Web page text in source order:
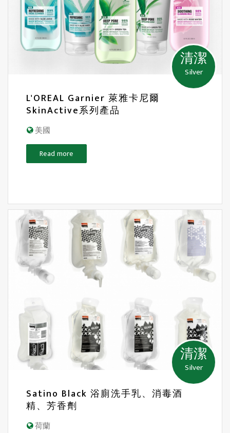
清潔
Silver
L'OREAL Garnier 萊雅卡尼爾
SkinActive系列產品
美國
Read more
清潔
Silver
Satino Black 浴廁洗手乳、消毒酒
精、芳香劑
荷蘭